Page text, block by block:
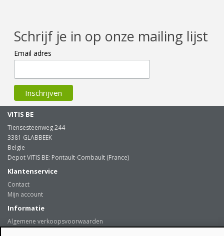
Schrijf je in op onze mailing lijst
Email adres
VITIS BE
Tiensesteenweg 244
3381 GLABBEEK
Belgie
Depot VITIS BE: Pontault-Combault (France)
Klantenservice
Contact
Mijn account
Informatie
Algemene verkoopsvoorwaarden